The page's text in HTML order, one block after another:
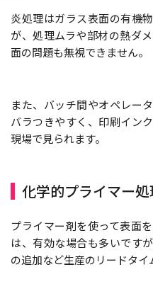
炎処理はガラス表面の有機
が、処理ムラや部材の熱ダ
面の問題も無視できません。
また、バッチ間やオペレー
バラつきやすく、印刷イン
現場で見られます。
化学的プライマー
プライマー剤を使って表面
は、有効な場合も多いです
の追加など生産のリードタイ